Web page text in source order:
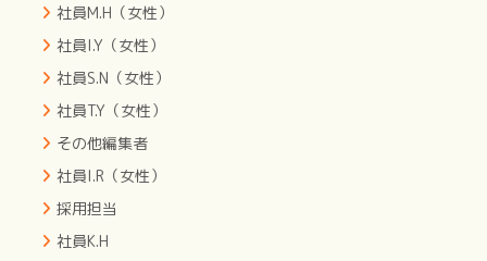
社員M.H（女性）
社員I.Y（女性）
社員S.N（女性）
社員T.Y（女性）
その他編集者
社員I.R（女性）
採用担当
社員K.H